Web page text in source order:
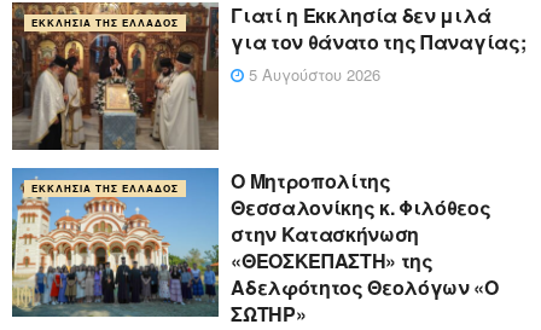
ΕΚΚΛΗΣΊΑ ΤΗΣ ΕΛΛΆΔΟΣ
Γιατί η Εκκλησία δεν μιλά
για τον θάνατο της Παναγίας;
5 Αυγούστου 2026
ΕΚΚΛΗΣΊΑ ΤΗΣ ΕΛΛΆΔΟΣ
Ο Μητροπολίτης
Θεσσαλονίκης κ. Φιλόθεος
στην Κατασκήνωση
«ΘΕΟΣΚΕΠΑΣΤΗ» της
Αδελφότητος Θεολόγων «Ο
ΣΩΤΗΡ»